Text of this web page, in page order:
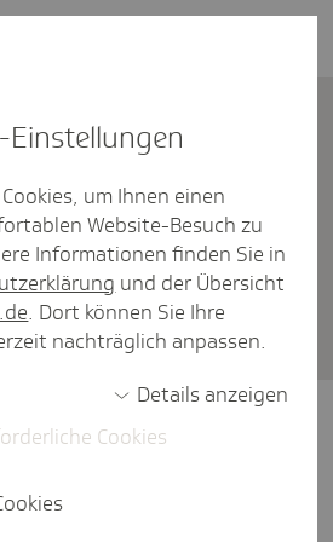
Kontakt
einen Gehalts­rech­
ich alle Lohn­ab­
kann?
können Sie
für lohnsteuer- und
erstellen -
um Ihnen einen
Website-Besuch zu
Informationen finden Sie in
und der Übersicht
. Dort können Sie Ihre
nachträglich anpassen.
Details anzeigen
Cookies